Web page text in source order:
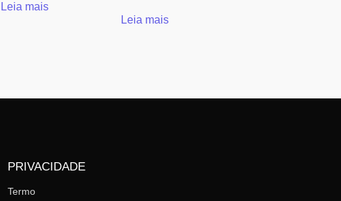
Leia mais
Leia mais
PRIVACIDADE
Termo